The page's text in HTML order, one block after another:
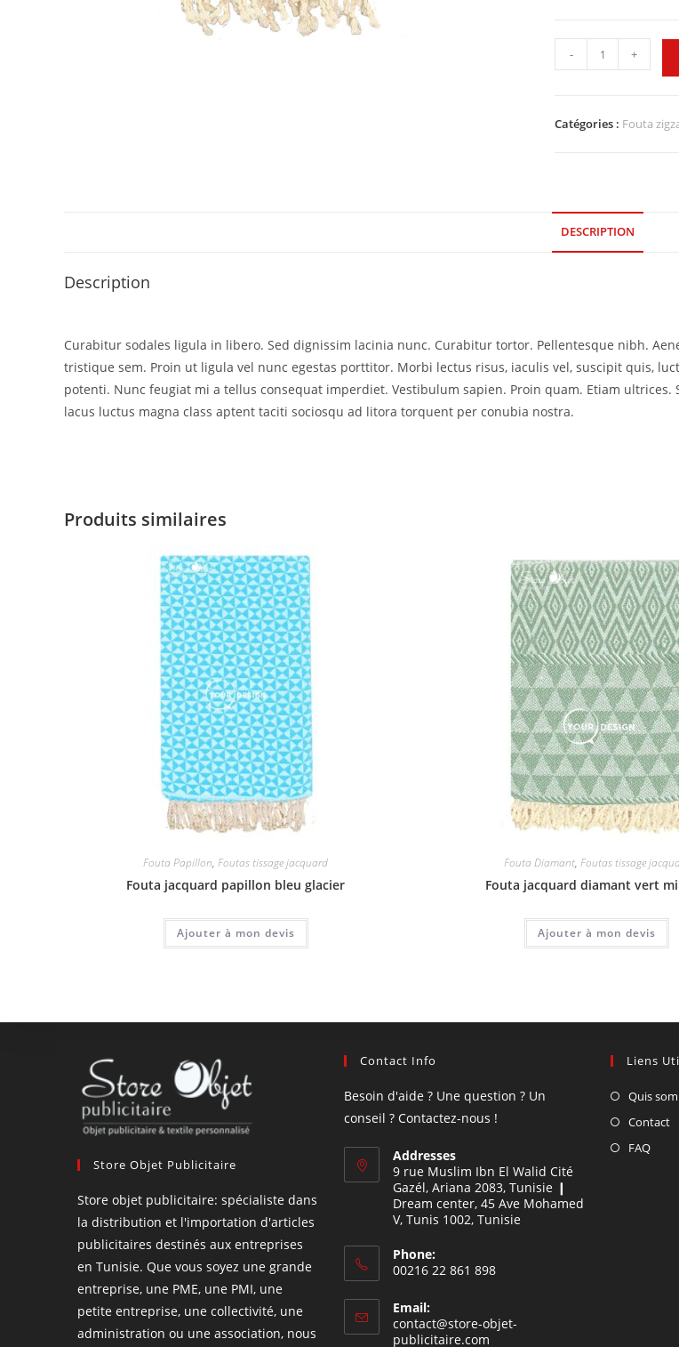
- +
Catégories : Fouta
DESCRIPTION
Description
Curabitur sodales ligula in libero. Sed dignissim lacinia nunc. Curabitur tortor. Pellentesque nibh.
tristique sem. Proin ut ligula vel nunc egestas porttitor. Morbi lectus risus, iaculis vel, suscipit quis,
potenti. Nunc feugiat mi a tellus consequat imperdiet. Vestibulum sapien. Proin quam. Etiam
lacus luctus magna class aptent taciti sociosqu ad litora torquent per conubia nostra.
Produits similaires
Fouta Papillon,Foutas tissage jacquard
Fouta jacquard papillon bleu glacier
Ajouter à mon devis
Fouta Diamant, Foutas tissage
Fouta jacquard diamant vert
Ajouter à mon devis
Store Objet Publicitaire
Store objet publicitaire: spécialiste dans
la distribution et l'importation d'articles
publicitaires destinés aux entreprises
en Tunisie. Que vous soyez une grande
entreprise, une PME, une PMI, une
petite entreprise, une collectivité, une
administration ou une association, nous
Contact Info
Besoin d'aide ? Une question ? Un
conseil ? Contactez-nous !
Addresses
9 rue Muslim Ibn El Walid Cité
Gazél, Ariana 2083, Tunisie ❙
Dream center, 45 Ave Mohamed
V, Tunis 1002, Tunisie
Phone:
00216 22 861 898
Email:
contact@store-objet-
publicitaire.com
Liens
Quis
Contact
FAQ